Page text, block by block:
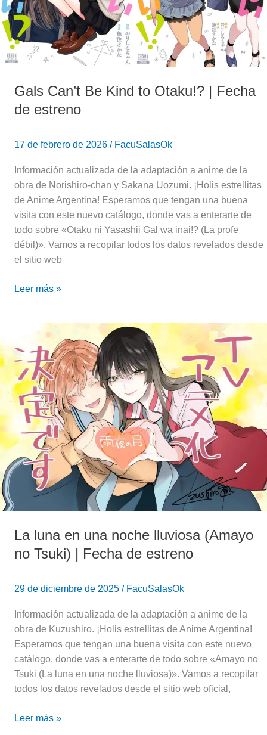
Gals Can’t Be Kind to Otaku!? | Fecha
de estreno
17 de febrero de 2026 / FacuSalasOk
Información actualizada de la adaptación a anime de la
obra de Norishiro-chan y Sakana Uozumi. ¡Holis estrellitas
de Anime Argentina! Esperamos que tengan una buena
visita con este nuevo catálogo, donde vas a enterarte de
todo sobre «Otaku ni Yasashii Gal wa inai!? (La profe
débil)». Vamos a recopilar todos los datos revelados desde
el sitio web
de
estreno
Leer más »
La luna en una noche lluviosa (Amayo
no Tsuki) | Fecha de estreno
29 de diciembre de 2025 / FacuSalasOk
Información actualizada de la adaptación a anime de la
obra de Kuzushiro. ¡Holis estrellitas de Anime Argentina!
Esperamos que tengan una buena visita con este nuevo
catálogo, donde vas a enterarte de todo sobre «Amayo no
Tsuki (La luna en una noche lluviosa)». Vamos a recopilar
todos los datos revelados desde el sitio web oficial,
en
una
noche
lluviosa
(Amayo
no
Tsuki)
|
Fecha
estreno
Leer más »